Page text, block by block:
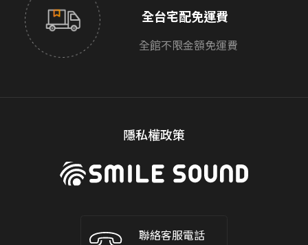
全台宅配免運費
全館不限金額免運費
隱私權政策
聯絡客服電話